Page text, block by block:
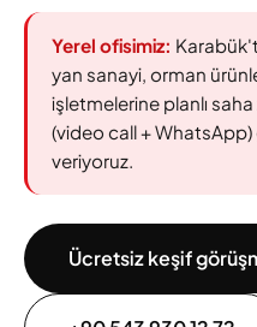
Yerel ofisimiz:
yan sanayi, orman
işletmelerine planlı
(video call +
veriyoruz.
Ücretsiz keşif